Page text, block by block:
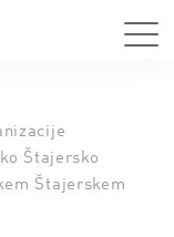
Štajersko
Štajerskem